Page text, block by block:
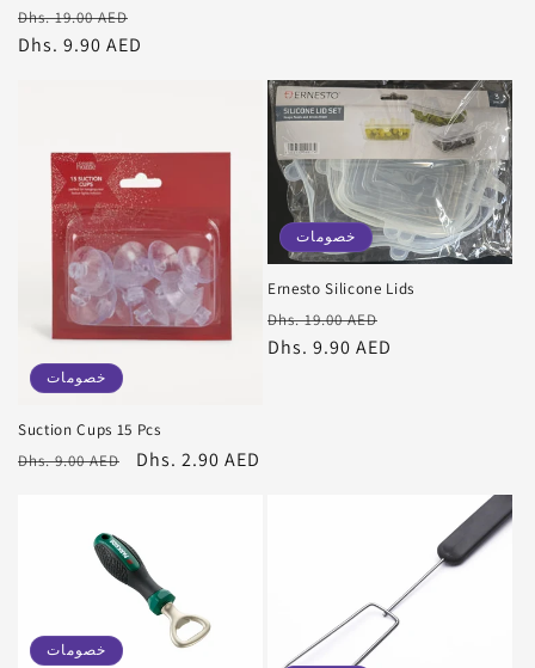
سعر
عادي
Dhs. 19.00 AED
Dhs. 9.90 AED
خصومات
Suction Cups 15 Pcs
سعر
Dhs. 9.00 AED
سعر
Dhs. 2.90 AED
خصومات
Ernesto Silicone Lids
سعر
عادي
Dhs. 19.00 AED
Dhs. 9.90 AED
خصومات